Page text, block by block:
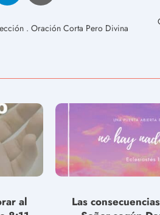
. Oración Corta Pero Divina
al
Las